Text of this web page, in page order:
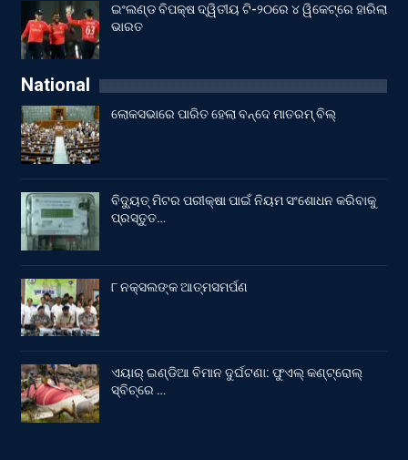
ଇଂଲଣ୍ଡ ବିପକ୍ଷ ଦ୍ୱିତୀୟ ଟି-୨୦ରେ ୪ ୱିକେଟ୍‌ରେ ହାରିଲା
ଭାରତ
National
ଲୋକସଭାରେ ପାରିତ ହେଲା ବନ୍ଦେ ମାତରମ୍‌ ବିଲ୍‌
ବିଦ୍ୟୁତ୍ ମିଟର ପରୀକ୍ଷା ପାଇଁ ନିୟମ ସଂଶୋଧନ କରିବାକୁ
ପ୍ରସ୍ତୁତ…
୮ ନକ୍ସଲଙ୍କ ଆତ୍ମସମର୍ପଣ
ଏୟାର୍ ଇଣ୍ଡିଆ ବିମାନ ଦୁର୍ଘଟଣା: ଫୁଏଲ୍‌ କଣ୍ଟ୍ରୋଲ୍‌
ସ୍ବିଚ୍‌ରେ …